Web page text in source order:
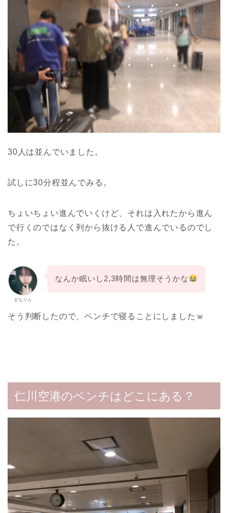
30人は並んでいました。
試しに30分程並んでみる。
ちょいちょい進んでいくけど、それは入れたから進ん
で行くのではなく列から抜ける人で進んでいるのでし
た。
まなりん
なんか眠いし2,3時間は無理そうかな
そう判断したので、ベンチで寝ることにしましたｗ
仁川空港のベンチはどこにある？